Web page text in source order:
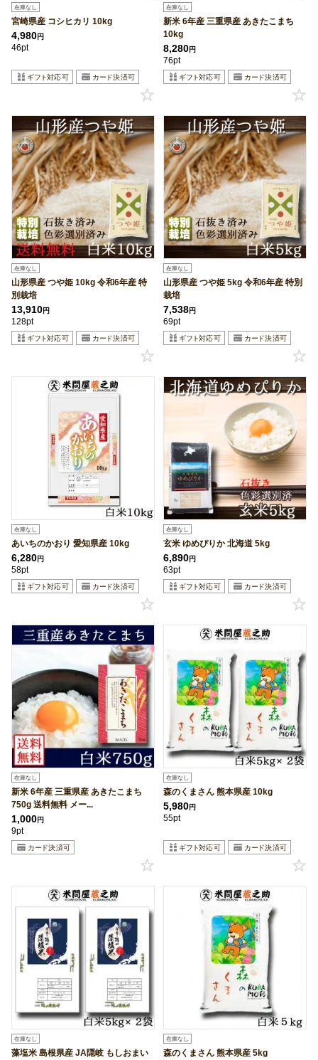
在庫なし
宮崎県産 コシヒカリ 10kg
4,980円
46pt
在庫なし
新米 6年産 三重県産 あきたこまち
10kg
8,280円
76pt
在庫なし
山形県産 つや姫 10kg 令和6年産 特
別栽培
13,910円
128pt
在庫なし
山形県産 つや姫 5kg 令和6年産 特別
栽培
7,538円
69pt
在庫なし
あいちのかおり 愛知県産 10kg
6,280円
58pt
在庫なし
玄米 ゆめぴりか 北海道 5kg
6,890円
63pt
在庫なし
新米 6年産 三重県産 あきたこまち
750g 送料無料 メー...
1,000円
9pt
在庫なし
森のくまさん 熊本県産 10kg
5,980円
55pt
在庫なし
藻塩米 島根県産 JA隠岐 もしおまい
在庫なし
森のくまさん 熊本県産 5kg